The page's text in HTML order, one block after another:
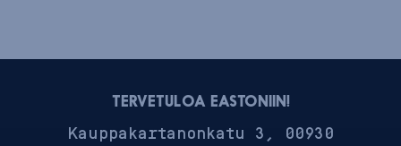
TERVETULOA EASTONIIN!
Kauppakartanonkatu 3, 00930